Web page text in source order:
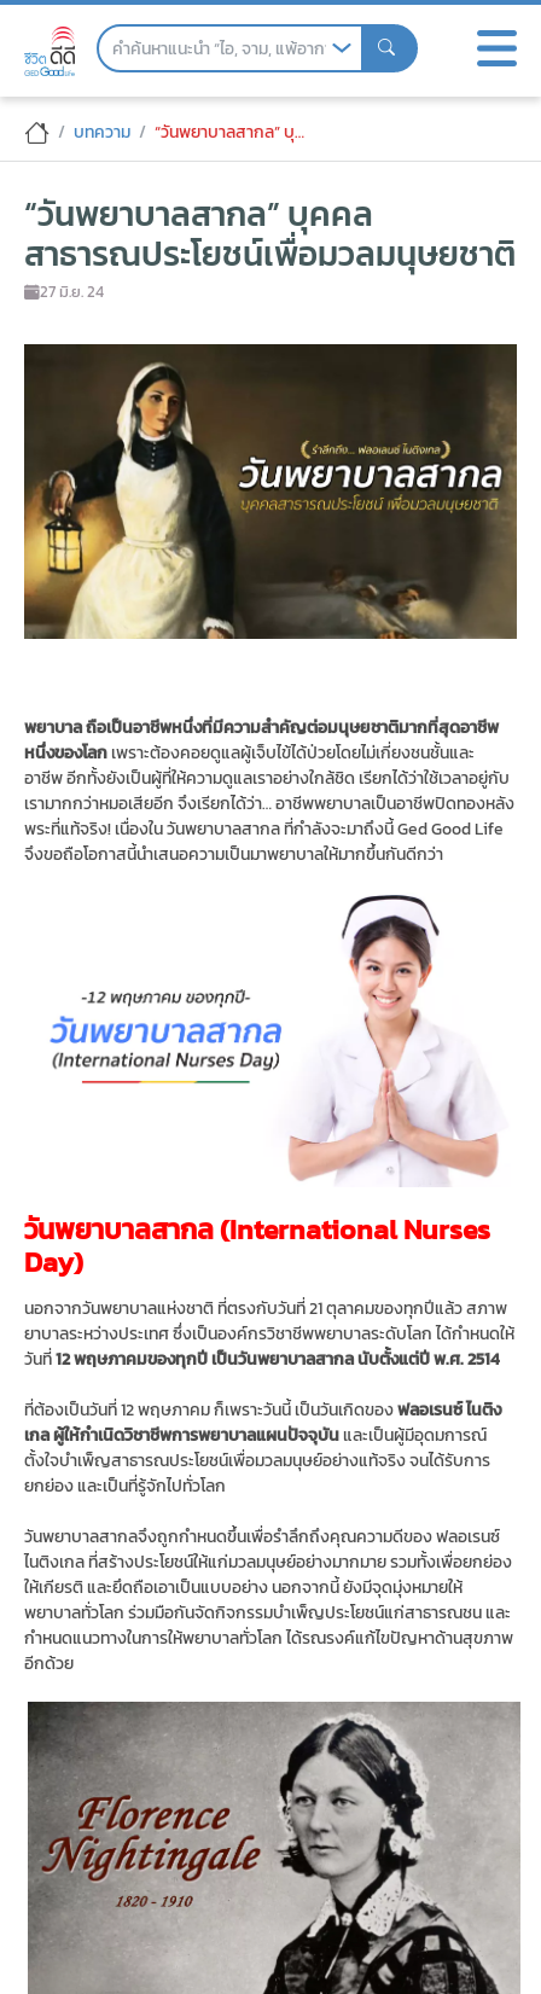
Skip
“วันพยาบาลสากล” บุคคลสาธารณประโย
บทความ “วันพยาบาลสากล” บุคคลสาธารณประโยชน์เพื่อมวลมนุษยชาติ
“วันพยาบาลสากล” บุคคล
สาธารณประโยชน์เพื่อมวลมนุษยชาติ
27 มิ.ย. 24
พยาบาล ถือเป็นอาชีพหนึ่งที่มีความสำคัญต่อมนุษยชาติมากที่สุดอาชีพ
หนึ่งของโลก เพราะต้องคอยดูแลผู้เจ็บไข้ได้ป่วยโดยไม่เกี่ยงชนชั้นและ
อาชีพ อีกทั้งยังเป็นผู้ที่ให้ความดูแลเราอย่างใกล้ชิด เรียกได้ว่าใช้เวลาอยู่กับ
เรามากกว่าหมอเสียอีก จึงเรียกได้ว่า… อาชีพพยาบาลเป็นอาชีพปิดทองหลัง
พระที่แท้จริง! เนื่องใน วันพยาบาลสากล ที่กำลังจะมาถึงนี้ Ged Good Life
จึงขอถือโอกาสนี้นำเสนอความเป็นมาพยาบาลให้มากขึ้นกันดีกว่า
วันพยาบาลสากล (International Nurses
Day)
นอกจากวันพยาบาลแห่งชาติ ที่ตรงกับวันที่ 21 ตุลาคมของทุกปีแล้ว สภาพ
ยาบาลระหว่างประเทศ ซึ่งเป็นองค์กรวิชาชีพพยาบาลระดับโลก ได้กำหนดให้
วันที่12 พฤษภาคมของทุกปี เป็นวันพยาบาลสากล นับตั้งแต่ปี พ.ศ. 2514
ที่ต้องเป็นวันที่ 12 พฤษภาคม ก็เพราะวันนี้ เป็นวันเกิดของฟลอเรนซ์ ไนติง
เกลผู้ให้กำเนิดวิชาชีพการพยาบาลแผนปัจจุบัน และเป็นผู้มีอุดมการณ์
ตั้งใจบำเพ็ญสาธารณประโยชน์เพื่อมวลมนุษย์อย่างแท้จริง จนได้รับการ
ยกย่อง และเป็นที่รู้จักไปทั่วโลก
วันพยาบาลสากลจึงถูกกำหนดขึ้นเพื่อรำลึกถึงคุณความดีของ ฟลอเรนซ์
ไนติงเกล ที่สร้างประโยชน์ให้แก่มวลมนุษย์อย่างมากมาย รวมทั้งเพื่อยกย่อง
ให้เกียรติ และยึดถือเอาเป็นแบบอย่าง นอกจากนี้ ยังมีจุดมุ่งหมายให้
พยาบาลทั่วโลก ร่วมมือกันจัดกิจกรรมบำเพ็ญประโยชน์แก่สาธารณชน และ
กำหนดแนวทางในการให้พยาบาลทั่วโลก ได้รณรงค์แก้ไขปัญหาด้านสุขภาพ
อีกด้วย